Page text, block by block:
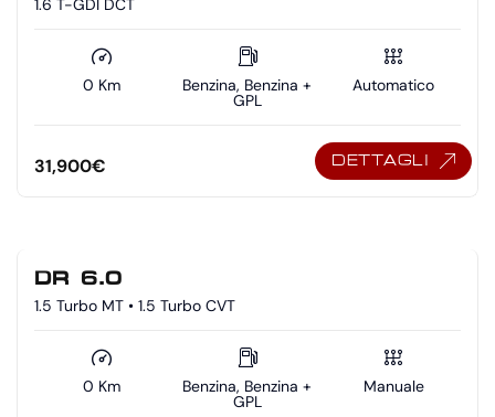
0 Km Benzina, Benzina +
GPL
Automatico
31,900€ DETTAGLI
DR 6.0
1.5 Turbo MT • 1.5 Turbo CVT
0 Km Benzina, Benzina +
GPL
Manuale